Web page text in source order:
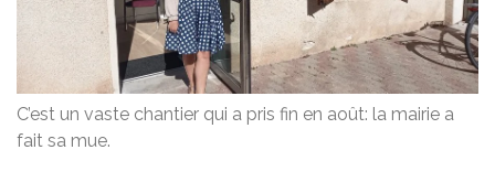
C’est un vaste chantier qui a pris fin en août: la mairie a
fait sa mue.